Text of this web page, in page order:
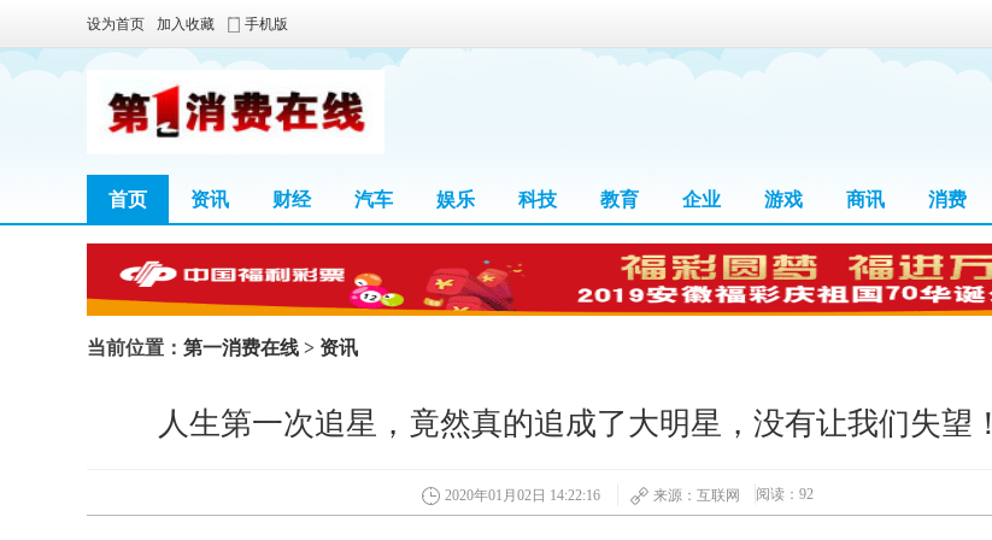
设为首页 加入收藏 手机版
首页 资讯 财经 汽车 娱乐 科技 教育 企业 游戏 商讯 消费
当前位置： 第一消费在线 > 资讯
人生第一次追星，竟然真的追成了大明星，没有让我们失望！
2020年01月02日 14:22:16 来源：互联网 阅读：92